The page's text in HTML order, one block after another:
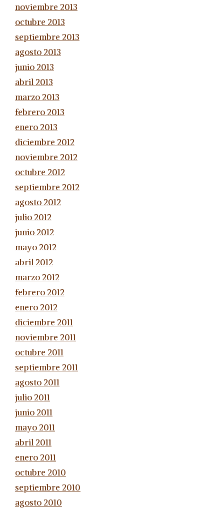
noviembre 2013
octubre 2013
septiembre 2013
agosto 2013
junio 2013
abril 2013
marzo 2013
febrero 2013
enero 2013
diciembre 2012
noviembre 2012
octubre 2012
septiembre 2012
agosto 2012
julio 2012
junio 2012
mayo 2012
abril 2012
marzo 2012
febrero 2012
enero 2012
diciembre 2011
noviembre 2011
octubre 2011
septiembre 2011
agosto 2011
julio 2011
junio 2011
mayo 2011
abril 2011
enero 2011
octubre 2010
septiembre 2010
agosto 2010